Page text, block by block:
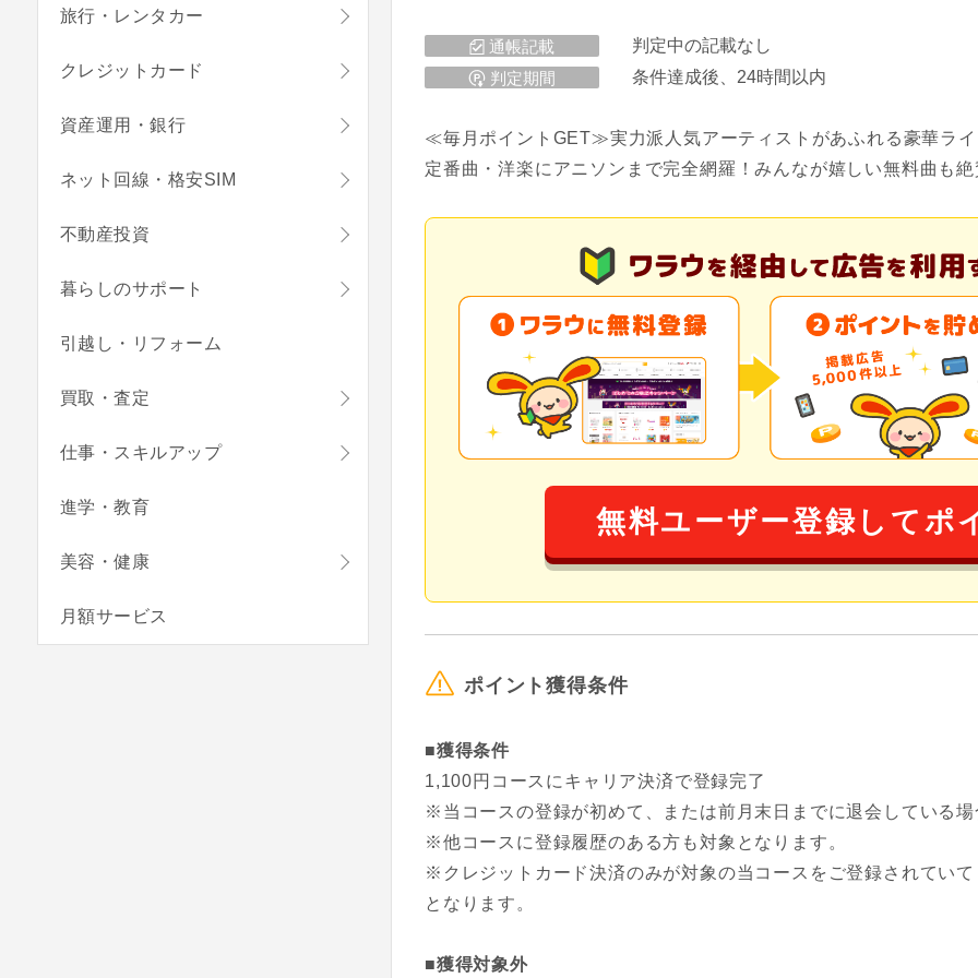
通帳記載
判定中の記載なし
判定期間
条件達成後、24時間以内
≪毎月ポイントGET≫実力派人気アーティストがあふれる豪華ラ
定番曲・洋楽にアニソンまで完全網羅！みんなが嬉しい無料曲も
無料ユーザー登録してポ
ポイント獲得条件
■獲得条件
1,100円コースにキャリア決済で登録完了
※当コースの登録が初めて、または前月末日までに退会している
※他コースに登録履歴のある方も対象となります。
※クレジットカード決済のみが対象の当コースをご登録されてい
となります。
■獲得対象外
旅行・レンタカー
クレジットカード
資産運用・銀行
ネット回線・格安SIM
不動産投資
暮らしのサポート
引越し・リフォーム
買取・査定
仕事・スキルアップ
進学・教育
美容・健康
月額サービス